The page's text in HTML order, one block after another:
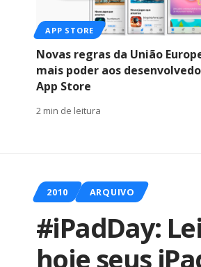
APP STORE
Novas regras da União
mais poder aos
App Store
2 min de leitura
2010 ARQUIVO
#iPadDay:
hoje seus